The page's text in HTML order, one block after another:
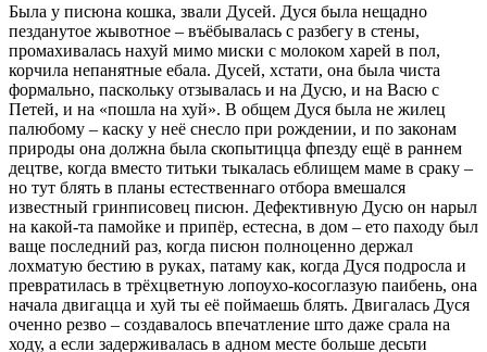
Была у писюна кошка, звали Дусей. Дуся была нещадно
пезданутое жывотное – въёбывалась с разбегу в стены,
промахивалась нахуй мимо миски с молоком харей в пол,
корчила непанятные ебала. Дусей, хстати, она была чиста
формально, паскольку отзывалась и на Дусю, и на Васю с
Петей, и на «пошла на хуй». В общем Дуся была не жилец
палюбому – каску у неё снесло при рождении, и по законам
природы она должна была скопытицца фпезду ещё в раннем
децтве, когда вместо титьки тыкалась еблищем маме в сраку –
но тут блять в планы естественнаго отбора вмешался
известный гринписовец писюн. Дефективную Дусю он нарыл
на какой-та памойке и припёр, естесна, в дом – ето паходу был
ваще последний раз, когда писюн полноценно держал
лохматую бестию в руках, патаму как, когда Дуся подросла и
превратилась в трёхцветную лопоухо-косоглазую паибень, она
начала двигацца и хуй ты её поймаешь блять. Двигалась Дуся
оченно резво – создавалось впечатление што даже срала на
ходу, а если задерживалась в адном месте больше десьти